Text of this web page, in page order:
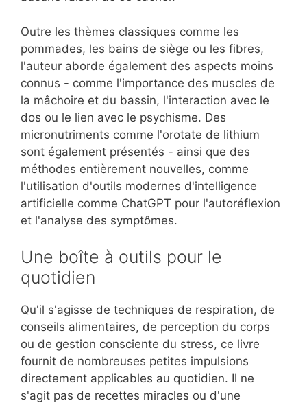
Outre les thèmes classiques comme les
pommades, les bains de siège ou les fibres,
l'auteur aborde également des aspects moins
connus - comme l'importance des muscles de
la mâchoire et du bassin, l'interaction avec le
dos ou le lien avec le psychisme. Des
micronutriments comme l'orotate de lithium
sont également présentés - ainsi que des
méthodes entièrement nouvelles, comme
l'utilisation d'outils modernes d'intelligence
artificielle comme ChatGPT pour l'autoréflexion
et l'analyse des symptômes.
Une boîte à outils pour le
quotidien
Qu'il s'agisse de techniques de respiration, de
conseils alimentaires, de perception du corps
ou de gestion consciente du stress, ce livre
fournit de nombreuses petites impulsions
directement applicables au quotidien. Il ne
s'agit pas de recettes miracles ou d'une